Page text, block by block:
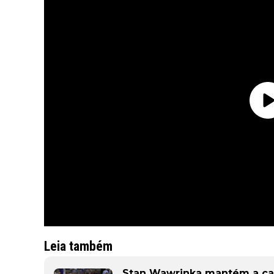
Leia também